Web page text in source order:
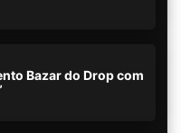
Bazar do Drop com